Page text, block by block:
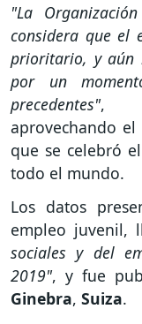
"La
considera que el
prioritario, y aún
por un
precedentes",
aprovechando el
que se celebró
todo el mundo.
Los datos
empleo juvenil,
sociales y del
2019", y fue
Ginebra, Suiza.